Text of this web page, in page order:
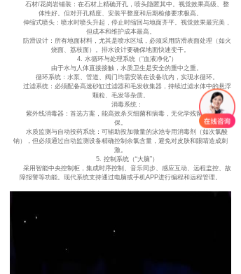
石材/花岗岩铺装：在石材上精确开孔，喷头隐匿其中。视觉效果高级、整
体性好。但对开孔精度、安装平整度和后期检修要求极高。
伸缩式喷头：喷水时喷头升起，停止时缩回与地面齐平。视觉效果最完美，
但成本和维护成本最高。
防滑设计：所有地面材料，尤其是喷水区域，必须采用防滑表面处理（如火
烧面、荔枝面）。排水设计要确保地面快速变干。
4. 水循环与处理系统（“血液净化”）
由于水与人体直接接触，水质卫生是安全的重中之重。
循环系统：水泵、管道、阀门均需安装在设备坑内，实现水循环。
过滤系统：必须配备高速砂缸过滤器和毛发收集器，持续过滤水体中的悬浮
颗粒、毛发等杂质。
消毒系统：
紫外线消毒器：首选方案，能高效杀灭细菌和病毒，无化学残留，安全环
保。
水质监测与自动投药系统：可辅助投加微量的泳池专用消毒剂（如次氯酸
钠），但必须通过自动监测设备精确控制余氯含量，避免对皮肤和眼睛造成刺
激。
5. 控制系统（“大脑”）
采用智能中央控制柜，集成时序控制、音乐同步、感应互动、远程监控、故
障报警等功能。现代系统支持通过电脑或手机APP进行编程和远程管理。